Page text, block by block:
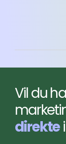
Vil du
direktei